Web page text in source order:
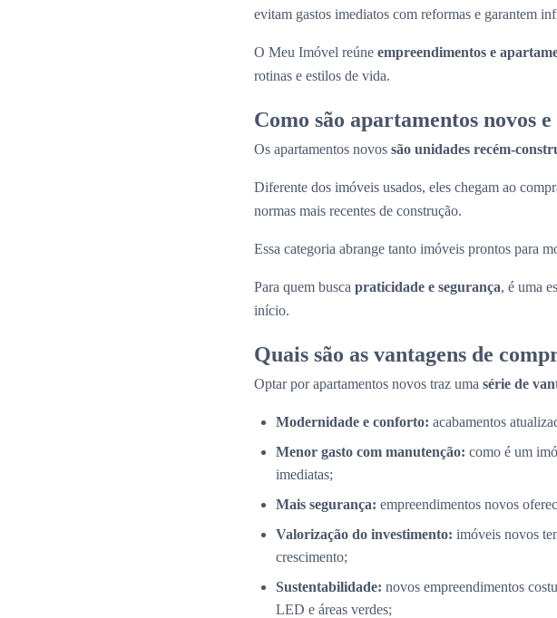
evitam gastos imediatos com reformas e garantem
O Meu Imóvel reúne empreendimentos e
rotinas e estilos de vida.
Como são apartamentos novos
Os apartamentos novos são unidades recém-
Diferente dos imóveis usados, eles chegam ao
normas mais recentes de construção.
Essa categoria abrange tanto imóveis prontos para
Para quem busca praticidade e segurança, é uma
início.
Quais são as vantagens de
Optar por apartamentos novos traz uma série de
Modernidade e conforto: acabamentos
Menor gasto com manutenção: como é um
imediatas;
Mais segurança: empreendimentos novos
Valorização do investimento: imóveis novos
crescimento;
Sustentabilidade: novos empreendimentos
LED e áreas verdes;